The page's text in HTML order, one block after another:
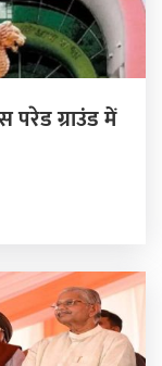
ग्राउंड में